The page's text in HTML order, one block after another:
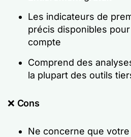
Les indicateurs de
précis disponibles
compte
Comprend des
la plupart des outils
❌ Cons
Ne concerne que